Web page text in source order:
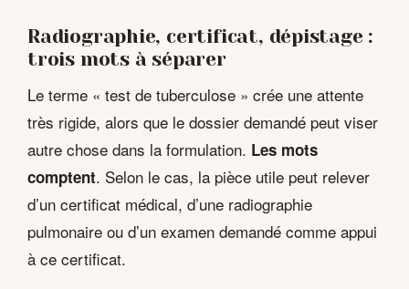
Radiographie, certificat, dépistage :
trois mots à séparer
Le terme « test de tuberculose » crée une attente
très rigide, alors que le dossier demandé peut viser
autre chose dans la formulation. Les mots
comptent. Selon le cas, la pièce utile peut relever
d’un certificat médical, d’une radiographie
pulmonaire ou d’un examen demandé comme appui
à ce certificat.